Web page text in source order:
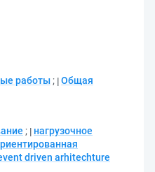
работы ; Общая
;
нагрузочное
driven arhitechture